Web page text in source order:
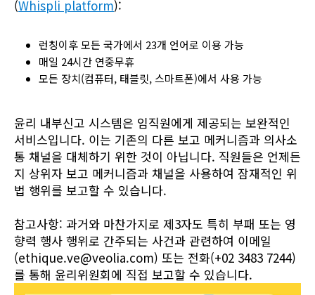
(Whispli platform):
런칭이후 모든 국가에서 23개 언어로 이용 가능
매일 24시간 연중무휴
모든 장치(컴퓨터, 태블릿, 스마트폰)에서 사용 가능
윤리 내부신고 시스템은 임직원에게 제공되는 보완적인
서비스입니다. 이는 기존의 다른 보고 메커니즘과 의사소
통 채널을 대체하기 위한 것이 아닙니다. 직원들은 언제든
지 상위자 보고 메커니즘과 채널을 사용하여 잠재적인 위
법 행위를 보고할 수 있습니다.
참고사항: 과거와 마찬가지로 제3자도 특히 부패 또는 영
향력 행사 행위로 간주되는 사건과 관련하여 이메일
(ethique.ve@veolia.com) 또는 전화(+02 3483 7244)
를 통해 윤리위원회에 직접 보고할 수 있습니다.